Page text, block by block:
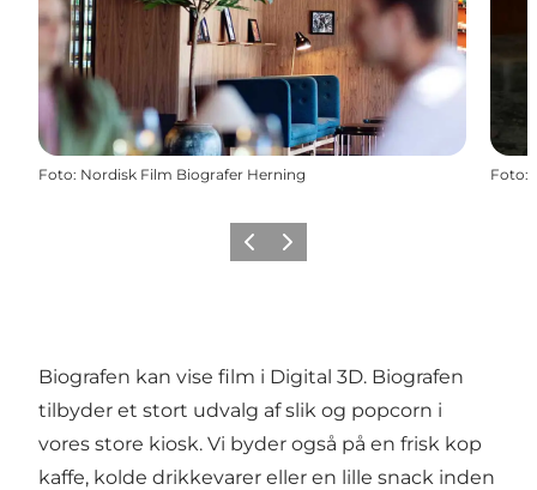
Foto: Nordisk Film Biografer Herning Foto:
Forrige billede
Næste billede
Biografen kan vise film i Digital 3D. Biografen
tilbyder et stort udvalg af slik og popcorn i
vores store kiosk. Vi byder også på en frisk kop
kaffe, kolde drikkevarer eller en lille snack inden